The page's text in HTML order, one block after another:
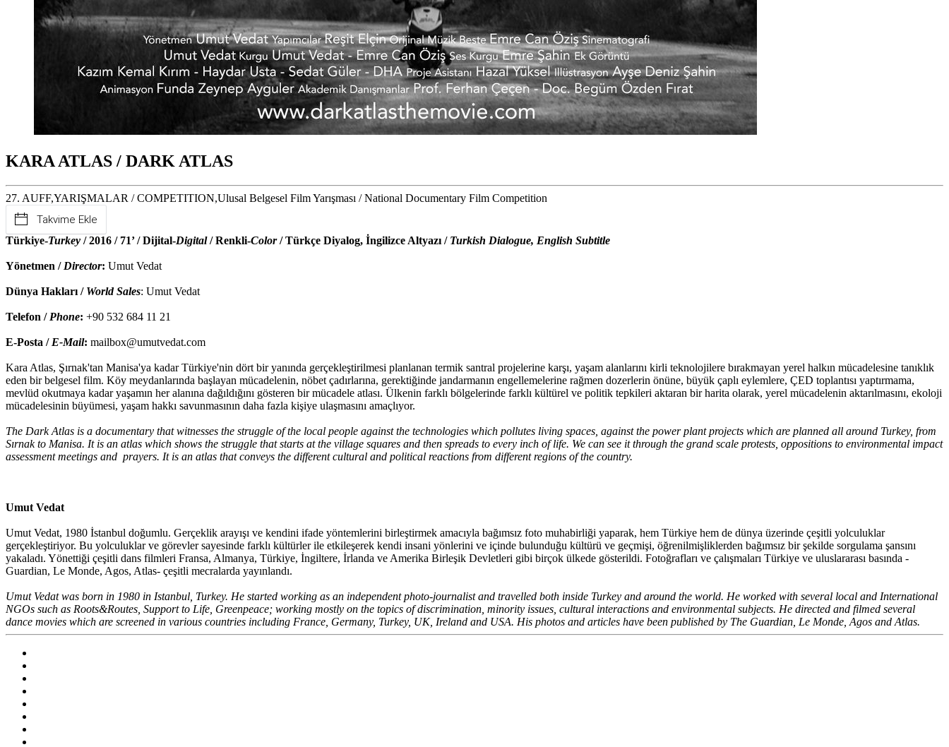
KARA ATLAS / DARK ATLAS
27. AUFF,YARIŞMALAR / COMPETITION,Ulusal Belgesel Film Yarışması / National Documentary Film Competition
Takvime Ekle
Türkiye-Turkey / 2016 / 71’ / Dijital-Digital/ Renkli-Color/ Türkçe Diyalog, İngilizce Altyazı / Turkish Dialogue, English Subtitle
Yönetmen / Director: Umut Vedat
Dünya Hakları / World Sales: Umut Vedat
Telefon / Phone: +90 532 684 11 21
E-Posta / E-Mail: mailbox@umutvedat.com
Kara Atlas, Şırnak'tan Manisa'ya kadar Türkiye'nin dört bir yanında gerçekleştirilmesi planlanan termik santral projelerine karşı, yaşam alanlarını kirli teknolojilere bırakmayan yerel halkın mücadelesine tanıklık
eden bir belgesel film. Köy meydanlarında başlayan mücadelenin, nöbet çadırlarına, gerektiğinde jandarmanın engellemelerine rağmen dozerlerin önüne, büyük çaplı eylemlere, ÇED toplantısı yaptırmama,
mevlüd okutmaya kadar yaşamın her alanına dağıldığını gösteren bir mücadele atlası. Ülkenin farklı bölgelerinde farklı kültürel ve politik tepkileri aktaran bir harita olarak, yerel mücadelenin aktarılmasını, ekoloji
mücadelesinin büyümesi, yaşam hakkı savunmasının daha fazla kişiye ulaşmasını amaçlıyor.
The Dark Atlas is a documentary that witnesses the struggle of the local people against the technologies which pollutes living spaces, against the power plant projects which are planned all around Turkey, from
Sırnak to Manisa. It is an atlas which shows the struggle that starts at the village squares and then spreads to every inch of life. We can see it through the grand scale protests, oppositions to environmental impact
assessment meetings and prayers. It is an atlas that conveys the different cultural and political reactions from different regions of the country.
Umut Vedat
Umut Vedat, 1980 İstanbul doğumlu. Gerçeklik arayışı ve kendini ifade yöntemlerini birleştirmek amacıyla bağımsız foto muhabirliği yaparak, hem Türkiye hem de dünya üzerinde çeşitli yolculuklar
gerçekleştiriyor. Bu yolculuklar ve görevler sayesinde farklı kültürler ile etkileşerek kendi insani yönlerini ve içinde bulunduğu kültürü ve geçmişi, öğrenilmişliklerden bağımsız bir şekilde sorgulama şansını
yakaladı. Yönettiği çeşitli dans filmleri Fransa, Almanya, Türkiye, İngiltere, İrlanda ve Amerika Birleşik Devletleri gibi birçok ülkede gösterildi. Fotoğrafları ve çalışmaları Türkiye ve uluslararası basında -
Guardian, Le Monde, Agos, Atlas- çeşitli mecralarda yayınlandı.
Umut Vedat was born in 1980 in Istanbul, Turkey. He started working as an independent photo-journalist and travelled both inside Turkey and around the world. He worked with several local and International
NGOs such as Roots&Routes, Support to Life, Greenpeace; working mostly on the topics of discrimination, minority issues, cultural interactions and environmental subjects. He directed and filmed several
dance movies which are screened in various countries including France, Germany, Turkey, UK, Ireland and USA. His photos and articles have been published by The Guardian, Le Monde, Agos and Atlas.